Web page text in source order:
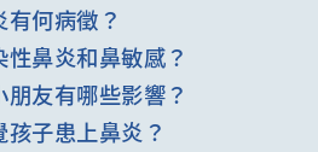
何病徵？
鼻炎和鼻敏感？
友有哪些影響？
子患上鼻炎？